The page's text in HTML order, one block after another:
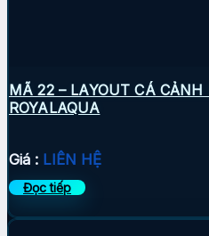
MÃ 22 – LAYOUT CÁ
ROYALAQUA
Giá : LIÊN HỆ
Đọc tiếp